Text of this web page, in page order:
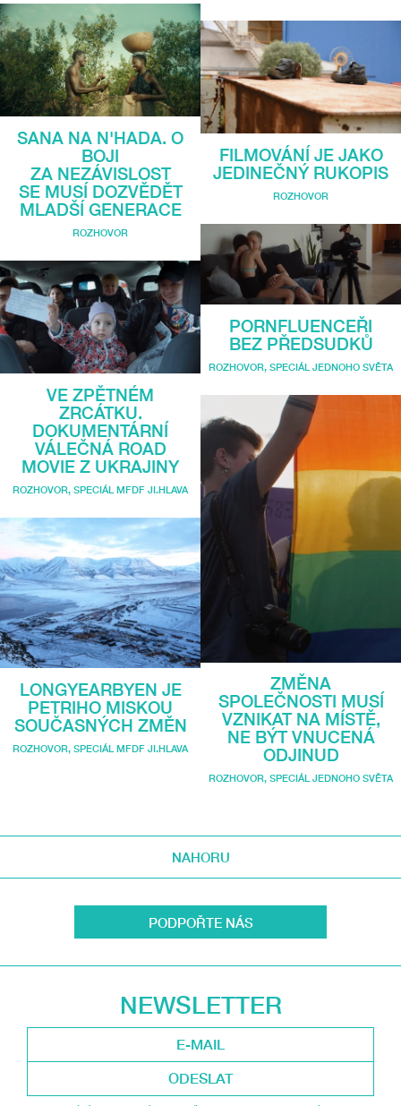
SANA NA N'HADA. O
BOJI
ZA NEZÁVISLOST
SE MUSÍ DOZVĚDĚT
MLADŠÍ GENERACE
ROZHOVOR
VE ZPĚTNÉM
ZRCÁTKU.
DOKUMENTÁRNÍ
VÁLEČNÁ ROAD
MOVIE Z UKRAJINY
ROZHOVOR, SPECIÁL MFDF JI.HLAVA
LONGYEARBYEN JE
PETRIHO MISKOU
SOUČASNÝCH ZMĚN
ROZHOVOR, SPECIÁL MFDF JI.HLAVA
FILMOVÁNÍ JE JAKO
JEDINEČNÝ RUKOPIS
ROZHOVOR
PORNFLUENCEŘI
BEZ PŘEDSUDKŮ
ROZHOVOR, SPECIÁL JEDNOHO SVĚTA
ZMĚNA
SPOLEČNOSTI MUSÍ
VZNIKAT NA MÍSTĚ,
NE BÝT VNUCENÁ
ODJINUD
ROZHOVOR, SPECIÁL JEDNOHO SVĚTA
NAHORU
PODPOŘTE NÁS
NEWSLETTER
ODESLAT